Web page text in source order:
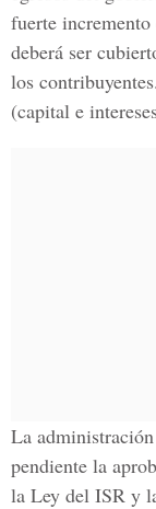
fuerte
deberá ser
los
(capital e
La
pendiente la
la Ley del ISR y